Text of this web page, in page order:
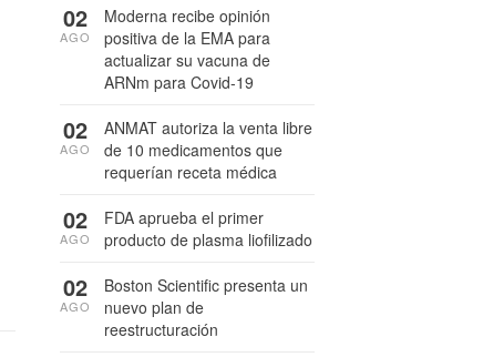
Moderna recibe opinión
positiva de la EMA para
actualizar su vacuna de
ARNm para Covid-19
02
AGO
ANMAT autoriza la venta libre
de 10 medicamentos que
requerían receta médica
02
AGO
FDA aprueba el primer
producto de plasma liofilizado
02
AGO
Boston Scientific presenta un
nuevo plan de
reestructuración
02
AGO